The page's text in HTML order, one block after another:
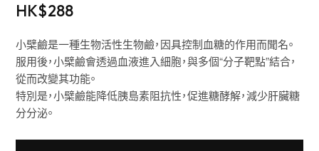
HK$288
小檗鹼是一種生物活性生物鹼，因具控制血糖的作用而聞名。
服用後，小檗鹼會透過血液進入細胞，與多個“分子靶點”結合，
從而改變其功能。
特別是，小檗鹼能降低胰島素阻抗性，促進糖酵解，減少肝臟糖
分分泌。